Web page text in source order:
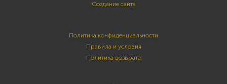
Создание сайта
Политика конфиденциальности
Правила и условия
Политика возврата